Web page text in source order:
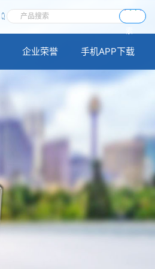
企业荣誉 手机APP下载